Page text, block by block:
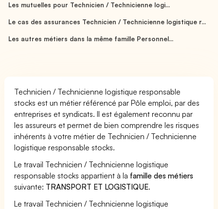
Les mutuelles pour Technicien / Technicienne logi...
Le cas des assurances Technicien / Technicienne logistique r...
Les autres métiers dans la même famille Personnel...
Technicien / Technicienne logistique responsable
stocks est un métier référencé par Pôle emploi, par des
entreprises et syndicats. Il est également reconnu par
les assureurs et permet de bien comprendre les risques
inhérents à votre métier de Technicien / Technicienne
logistique responsable stocks.
Le travail Technicien / Technicienne logistique
responsable stocks appartient à la famille des métiers
suivante: TRANSPORT ET LOGISTIQUE.
Le travail Technicien / Technicienne logistique